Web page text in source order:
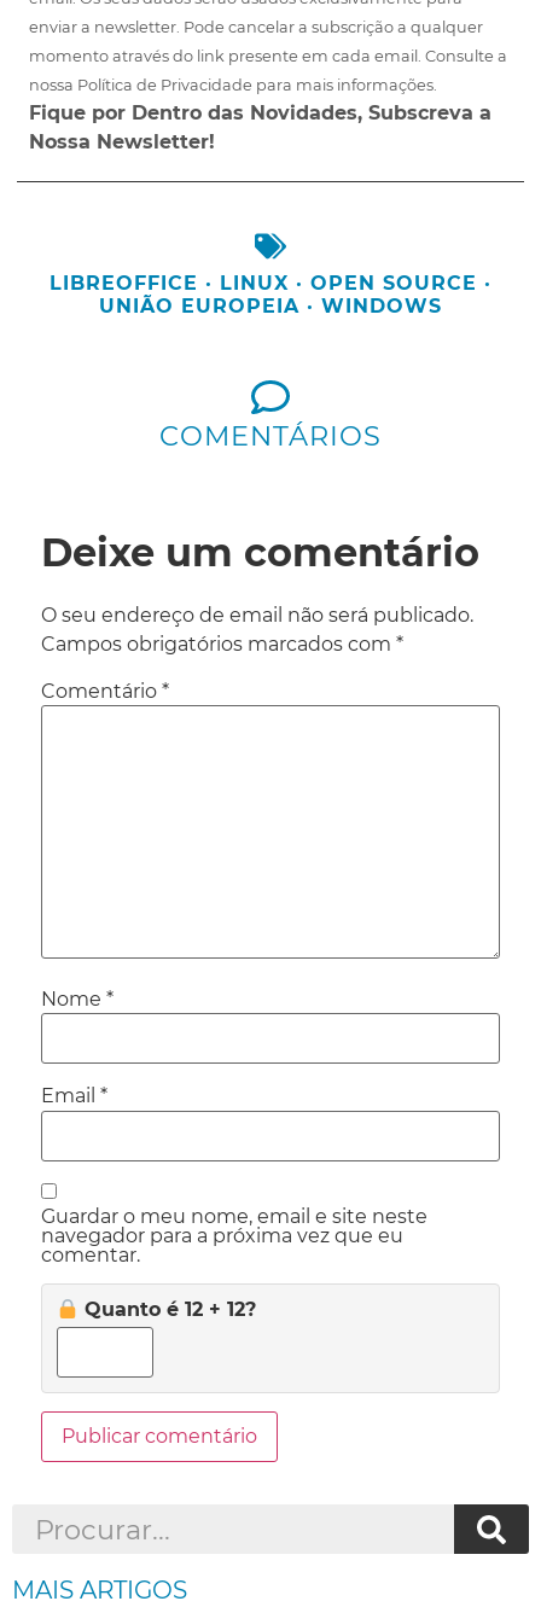
enviar a newsletter. Pode cancelar a subscrição a qualquer
momento através do link presente em cada email. Consulte a
nossa Política de Privacidade para mais informações.
Fique por Dentro das Novidades, Subscreva a
Nossa Newsletter!
LIBREOFFICE · LINUX · OPEN SOURCE ·
UNIÃO EUROPEIA · WINDOWS
COMENTÁRIOS
Deixe um comentário
O seu endereço de email não será publicado.
Campos obrigatórios marcados com *
Comentário *
Nome *
Email *
Guardar o meu nome, email e site neste
navegador para a próxima vez que eu
comentar.
Quanto é 12 + 12?
MAIS ARTIGOS